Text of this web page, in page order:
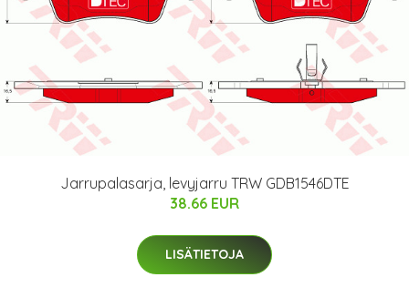
Jarrupalasarja, levyjarru TRW GDB1546DTE
38.66 EUR
LISÄTIETOJA